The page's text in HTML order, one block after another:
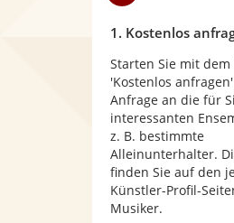
1. Kostenlos
Starten Sie mit
'Kostenlos
Anfrage an die für
interessanten
z. B. bestimmte
Alleinunterhalter.
finden Sie auf den
Künstler-Profil-
Musiker.